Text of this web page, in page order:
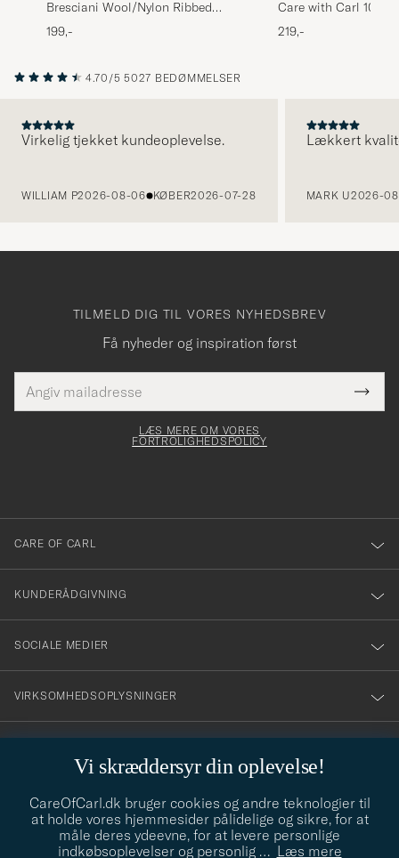
Bresciani Wool/Nylon Ribbed
Short Socks Black
199,-
Care with Carl 10-
Cotton Socks BLACK
219,-
4.70/5 5027 BEDØMMELSER
Virkelig tjekket kundeoplevelse.
WILLIAM P2026-08-06 KØBER2026-07-28
Lækkert
MARK U2026-
Vi skræddersyr din oplevelse!
CareOfCarl.dk bruger cookies og andre teknologier til
at holde vores hjemmesider pålidelige og sikre, for at
måle deres ydeevne, for at levere personlige
indkøbsoplevelser og personlig … Læs mere
TILMELD DIG TIL VORES NYHEDSBREV
Få nyheder og inspiration først
mailadresse
skal
Tack
för
dig
till
vårt
nyhetsbrev!
LÆS MERE OM VORES
FORTROLIGHEDSPOLICY
CARE OF CARL
KUNDERÅDGIVNING
SOCIALE MEDIER
VIRKSOMHEDSOPLYSNINGER
info@careofcarl.dk
Behøver du hjælp til at finde din stil? Lad os hjælpe dig, vi hjælper
gerne til!
STILRÅD